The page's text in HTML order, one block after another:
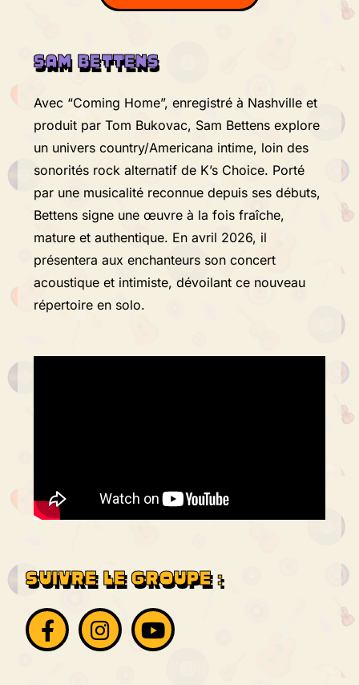
SAM BETTENS
Avec “Coming Home”, enregistré à Nashville et
produit par Tom Bukovac, Sam Bettens explore
un univers country/Americana intime, loin des
sonorités rock alternatif de K’s Choice. Porté
par une musicalité reconnue depuis ses débuts,
Bettens signe une œuvre à la fois fraîche,
mature et authentique. En avril 2026, il
présentera aux enchanteurs son concert
acoustique et intimiste, dévoilant ce nouveau
répertoire en solo.
SUIVRE LE GROUPE :